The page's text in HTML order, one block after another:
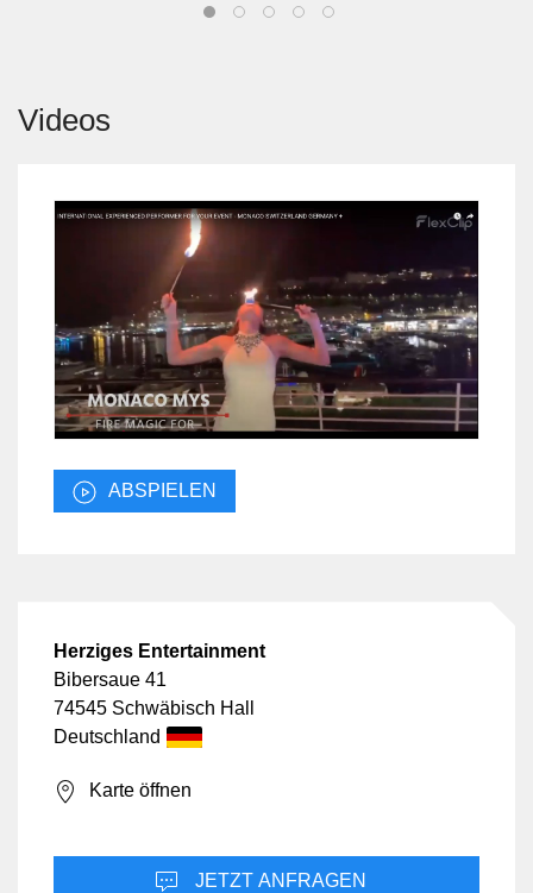
Videos
ABSPIELEN
Herziges Entertainment
Bibersaue 41
74545 Schwäbisch Hall
Deutschland
Karte öffnen
JETZT ANFRAGEN